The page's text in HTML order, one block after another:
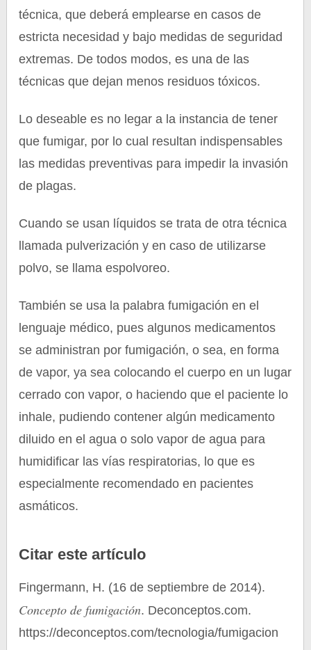
técnica, que deberá emplearse en casos de
estricta necesidad y bajo medidas de seguridad
extremas. De todos modos, es una de las
técnicas que dejan menos residuos tóxicos.
Lo deseable es no legar a la instancia de tener
que fumigar, por lo cual resultan indispensables
las medidas preventivas para impedir la invasión
de plagas.
Cuando se usan líquidos se trata de otra técnica
llamada pulverización y en caso de utilizarse
polvo, se llama espolvoreo.
También se usa la palabra fumigación en el
lenguaje médico, pues algunos medicamentos
se administran por fumigación, o sea, en forma
de vapor, ya sea colocando el cuerpo en un lugar
cerrado con vapor, o haciendo que el paciente lo
inhale, pudiendo contener algún medicamento
diluido en el agua o solo vapor de agua para
humidificar las vías respiratorias, lo que es
especialmente recomendado en pacientes
asmáticos.
Citar este artículo
Fingermann, H. (16 de septiembre de 2014).
Concepto de fumigación. Deconceptos.com.
https://deconceptos.com/tecnologia/fumigacion